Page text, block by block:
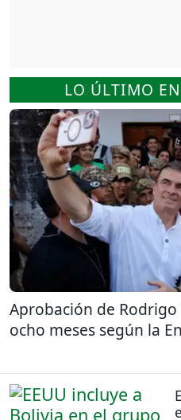
LO ÚLTIMO
Aprobación de
ocho meses según la